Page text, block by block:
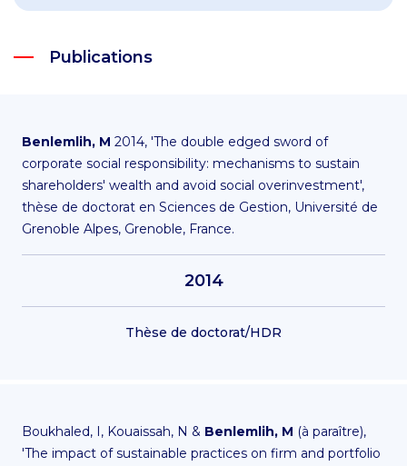
Publications
Benlemlih, M 2014, 'The double edged sword of
corporate social responsibility: mechanisms to sustain
shareholders' wealth and avoid social overinvestment',
thèse de doctorat en Sciences de Gestion, Université de
Grenoble Alpes, Grenoble, France.
2014
Thèse de doctorat/HDR
Boukhaled, I, Kouaissah, N & Benlemlih, M (à paraître),
'The impact of sustainable practices on firm and portfolio